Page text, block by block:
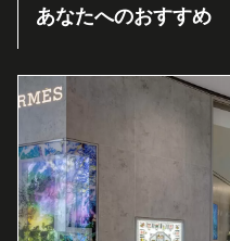
あなたへのおすすめ